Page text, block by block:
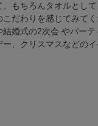
もちろんタオルとして
こだわりを感じてみて
結婚式の2次会 やパー
ー、クリスマスなどの